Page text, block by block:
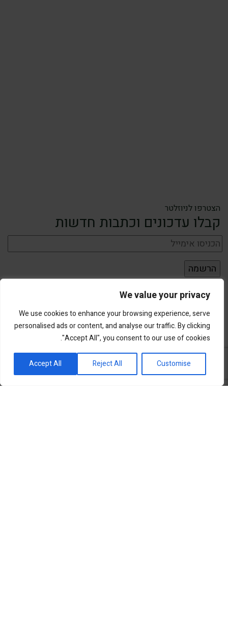
We value your privacy
We use cookies to enhance your browsing experience, serve
personalised ads or content, and analyse our traffic. By clicking
"Accept All", you consent to our use of cookies.
Customise
Reject All
Accept All
הצטרפו לניוזלטר
קבלו עדכונים וכתבות חדשות
פורטל השקעות וחדשנות